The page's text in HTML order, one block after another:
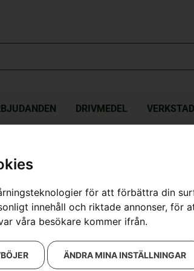
för att förbättra din
innehåll och riktade annonser, för
våra besökare kommer ifrån.
ÄNDRA MINA INSTÄLLNINGAR
DRIVMEDEL VERKSTAD
Artikelnummer: 970559833
Kategorier:
Bensindrivna
6 390kr